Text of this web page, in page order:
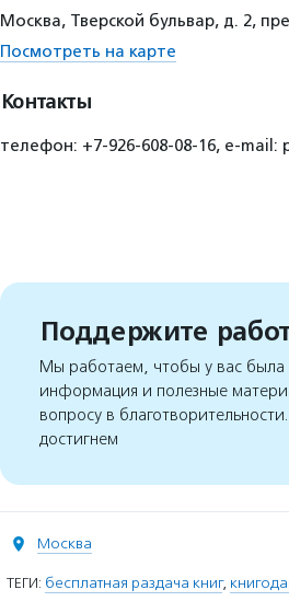
Москва, Тверской бульвар, д. 2,
Посмотреть на карте
Контакты
телефон: +7-926-608-08-16, e-mail:
Поддержите
Мы работаем, чтобы у вас была
информация и полезные
вопросу в
достигнем
Москва
ТЕГИ: бесплатная раздача книг,